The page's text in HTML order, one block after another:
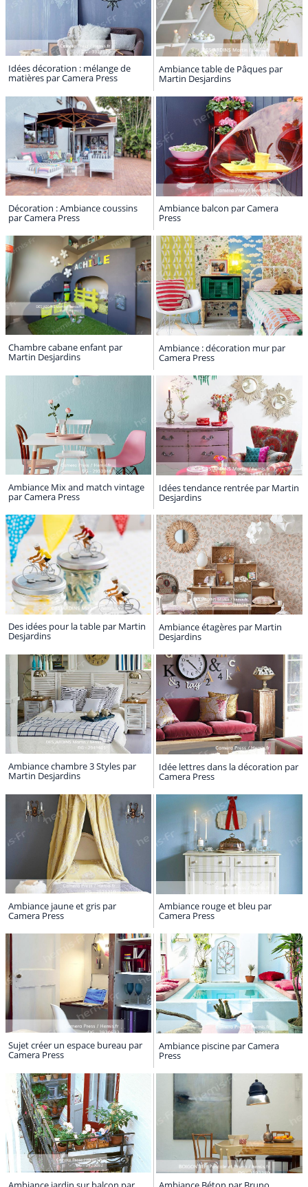
Idées décoration : mélange de
matières par Camera Press
Ambiance table de Pâques par
Martin Desjardins
Décoration : Ambiance coussins
par Camera Press
Ambiance balcon par Camera
Press
Chambre cabane enfant par
Martin Desjardins
Ambiance : décoration mur par
Camera Press
Ambiance Mix and match vintage
par Camera Press
Idées tendance rentrée par Martin
Desjardins
Des idées pour la table par Martin
Desjardins
Ambiance étagères par Martin
Desjardins
Ambiance chambre 3 Styles par
Martin Desjardins
Idée lettres dans la décoration par
Camera Press
Ambiance jaune et gris par
Camera Press
Ambiance rouge et bleu par
Camera Press
Sujet créer un espace bureau par
Camera Press
Ambiance piscine par Camera
Press